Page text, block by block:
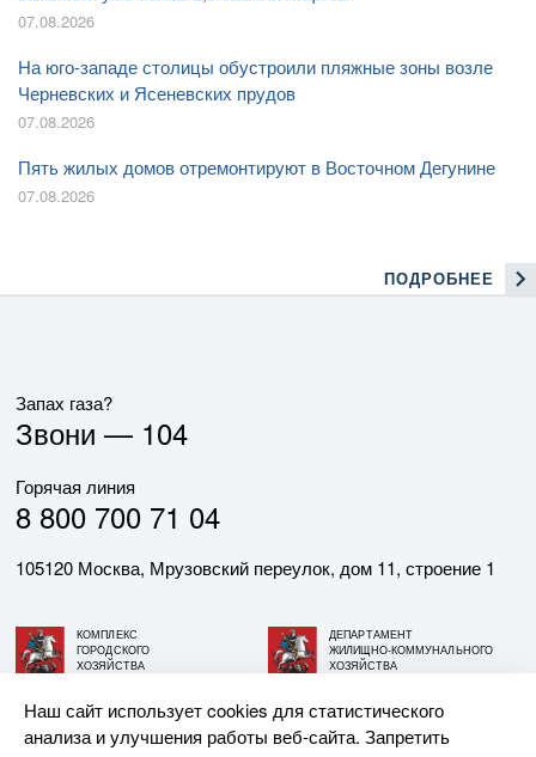
07.08.2026
На юго-западе столицы обустроили пляжные зоны возле
Черневских и Ясеневских прудов
07.08.2026
Пять жилых домов отремонтируют в Восточном Дегунине
07.08.2026
ПОДРОБНЕЕ
Запах газа?
Звони — 104
Горячая линия
8 800 700 71 04
105120 Москва, Мрузовский переулок, дом 11, строение 1
КОМПЛЕКС
ГОРОДСКОГО
ХОЗЯЙСТВА
ДЕПАРТАМЕНТ
ЖИЛИЩНО-КОММУНАЛЬНОГО
ХОЗЯЙСТВА
© АО «МОСГАЗ», 2026. При использовании материалов
Наш сайт использует cookies для статистического
анализа и улучшения работы веб-сайта. Запретить